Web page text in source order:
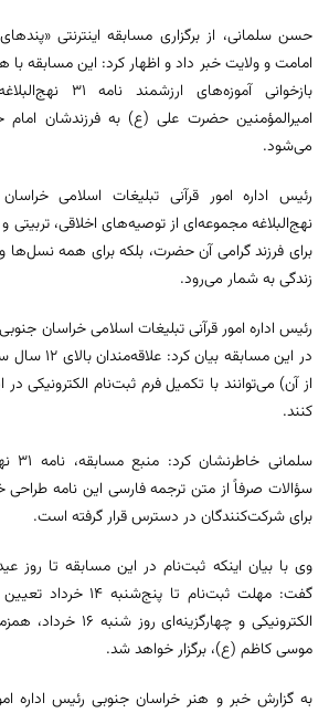
حسن سلمانی، از برگزاری مسابقه اینترنتی
امامت و ولایت خبر داد و اظهار کرد: این مسابقه
بازخوانی
امیرالمؤمنین حضرت علی (ع) به فرزندشان
می‌شود.
نهج‌البلاغه مجموعه‌ای از توصیه‌های اخلاقی،
برای فرزند گرامی آن حضرت، بلکه برای همه نسل‌ها
زندگی به شمار می‌رود.
رئیس اداره امور قرآنی تبلیغات اسلامی خراسان
از آن) می‌توانند با تکمیل فرم ثبت‌نام الکترونیکی
کنند.
سؤالات صرفاً از متن ترجمه فارسی این نامه
برای شرکت‌کنندگان در دسترس قرار گرفته است.
وی با بیان اینکه ثبت‌نام در این مسابقه تا روز
گفت: مهلت ثبت‌نام تا
الکترونیکی و
موسی کاظم (ع)، برگزار خواهد شد.
به گزارش خبر و هنر خراسان جنوبی رئیس اداره